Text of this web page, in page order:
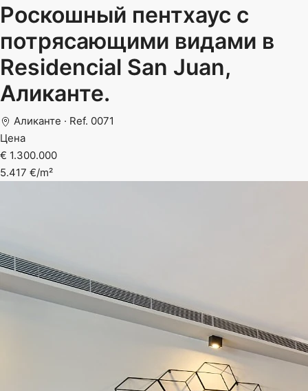
Роскошный пентхаус с
потрясающими видами в
Residencial San Juan,
Аликанте.
Аликанте · Ref. 0071
Цена
€ 1.300.000
5.417 €/m²